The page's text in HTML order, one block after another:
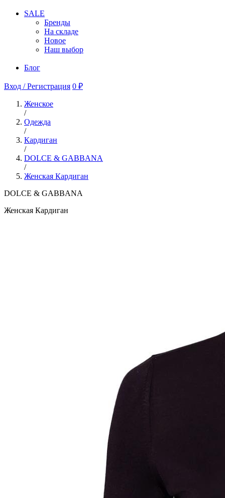
SALE
Бренды
На складе
Новое
Наш выбор
Блог
Вход / Регистрация 0 ₽
Женское
/
Одежда
/
Кардиган
/
DOLCE & GABBANA
/
Женская Кардиган
DOLCE & GABBANA
Женская Кардиган